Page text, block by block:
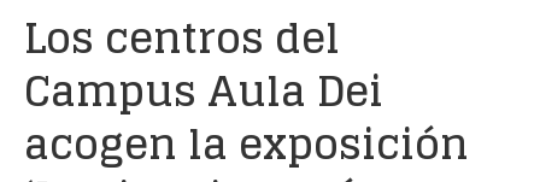
Los centros del
Campus Aula Dei
acogen la exposición